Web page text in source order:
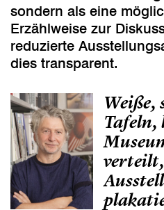
sondern als eine
Erzählweise zur
reduzierte
dies transparent.
Weiße,
Tafeln,